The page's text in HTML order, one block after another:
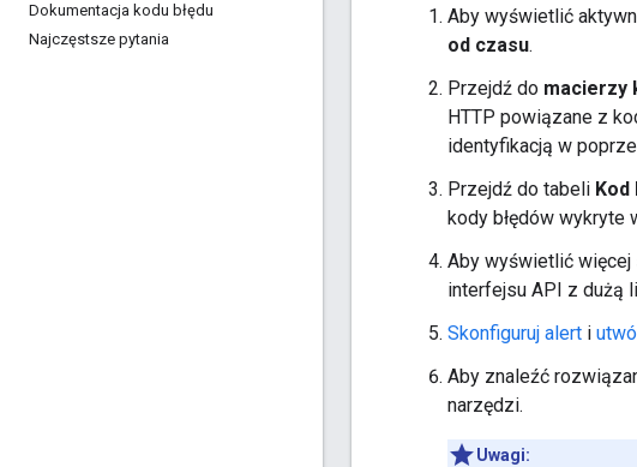
Dokumentacja kodu błędu
Najczęstsze pytania
Aby wyświetlić
od czasu.
Przejdź do macierzy
HTTP powiązane z
identyfikacją w
Przejdź do tabeli Kod
kody błędów wykryte
Aby wyświetlić
interfejsu API z dużą
Skonfiguruj alert i
Aby znaleźć
narzędzi.
Uwagi: